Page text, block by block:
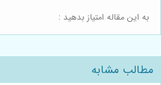
به این مقاله امتیاز بدهید :
مطالب مشابه